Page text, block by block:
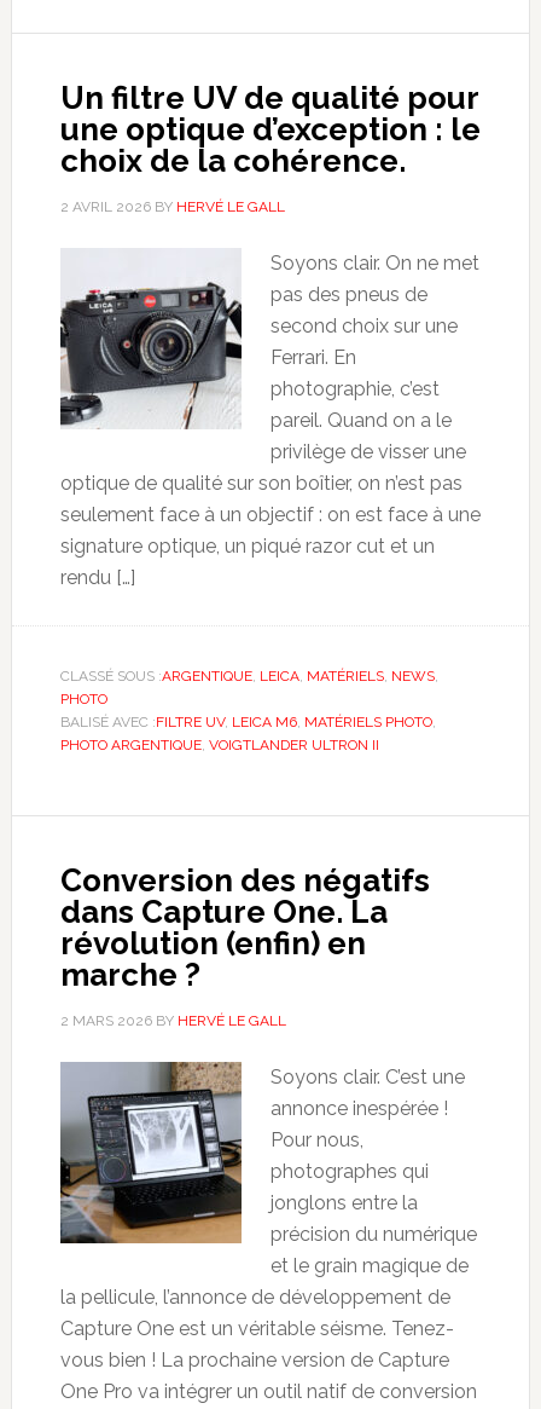
Un filtre UV de qualité pour
une optique d’exception : le
choix de la cohérence.
2 AVRIL 2026BY HERVÉ LE GALL
Soyons clair. On ne met
pas des pneus de
second choix sur une
Ferrari. En
photographie, c’est
pareil. Quand on a le
privilège de visser une
optique de qualité sur son boîtier, on n’est pas
seulement face à un objectif : on est face à une
signature optique, un piqué razor cut et un
rendu […]
CLASSÉ SOUS :ARGENTIQUE, LEICA, MATÉRIELS, NEWS,
PHOTO
BALISÉ AVEC :FILTRE UV, LEICA M6, MATÉRIELS PHOTO,
PHOTO ARGENTIQUE, VOIGTLANDER ULTRON II
Conversion des négatifs
dans Capture One. La
révolution (enfin) en
marche ?
2 MARS 2026BY HERVÉ LE GALL
Soyons clair. C’est une
annonce inespérée !
Pour nous,
photographes qui
jonglons entre la
précision du numérique
et le grain magique de
la pellicule, l’annonce de développement de
Capture One est un véritable séisme. Tenez-
vous bien ! La prochaine version de Capture
One Pro va intégrer un outil natif de conversion